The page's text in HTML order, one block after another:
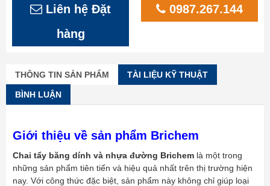
Liên hệ Đặt
hàng
0987.267.144
THÔNG TIN SẢN PHẨM TÀI LIỆU KỸ THUẬT
BÌNH LUẬN
Giới thiệu về sản phẩm Brichem
Chai tẩy băng dính và nhựa đường Brichem là một trong
những sản phẩm tiên tiến và hiệu quả nhất trên thị trường hiện
nay. Với công thức đặc biệt, sản phẩm này không chỉ giúp loại